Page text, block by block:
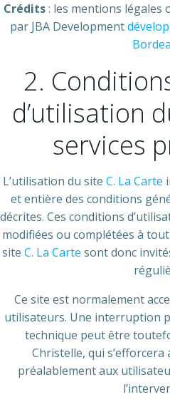
Crédits: les mentions légales
par JBA Development
2.
d’utilisation
services
L’utilisation du site C. La Carte
et entière des conditions
décrites. Ces conditions
modifiées ou complétées à
site C. La Carte sont donc
Ce site est normalement
utilisateurs. Une interruption
technique peut être
Christelle, qui
préalablement aux